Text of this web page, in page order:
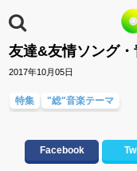
友達&友情ソング・
2017年10月05日
特集 "総"音楽テーマ
Facebook